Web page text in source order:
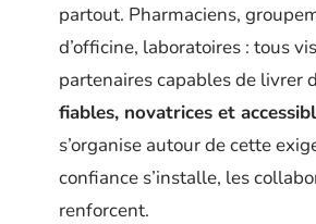
partout. Pharmaciens,
d’officine, laboratoires : tous
partenaires capables de livrer
fiables, novatrices et
s’organise autour de cette
confiance s’installe, les
renforcent.